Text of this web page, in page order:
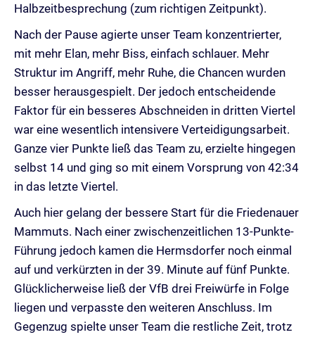
Halbzeitbesprechung (zum richtigen Zeitpunkt).
Nach der Pause agierte unser Team konzentrierter,
mit mehr Elan, mehr Biss, einfach schlauer. Mehr
Struktur im Angriff, mehr Ruhe, die Chancen wurden
besser herausgespielt. Der jedoch entscheidende
Faktor für ein besseres Abschneiden in dritten Viertel
war eine wesentlich intensivere Verteidigungsarbeit.
Ganze vier Punkte ließ das Team zu, erzielte hingegen
selbst 14 und ging so mit einem Vorsprung von 42:34
in das letzte Viertel.
Auch hier gelang der bessere Start für die Friedenauer
Mammuts. Nach einer zwischenzeitlichen 13-Punkte-
Führung jedoch kamen die Hermsdorfer noch einmal
auf und verkürzten in der 39. Minute auf fünf Punkte.
Glücklicherweise ließ der VfB drei Freiwürfe in Folge
liegen und verpasste den weiteren Anschluss. Im
Gegenzug spielte unser Team die restliche Zeit, trotz